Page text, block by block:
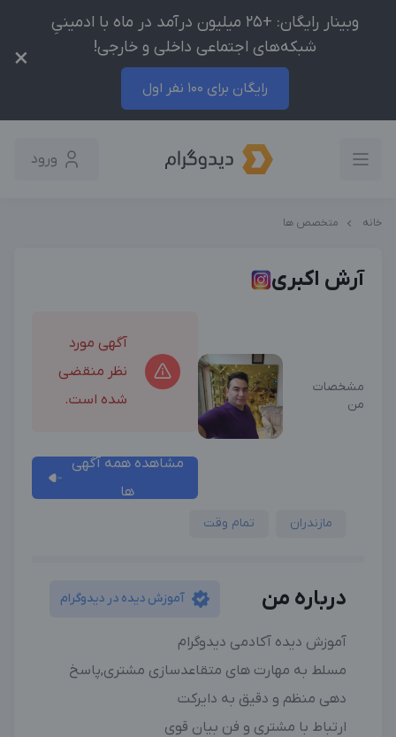
وبینار رایگان: +25 میلیون درآمد در ماه با ادمینیِ
شبکه‌های اجتماعی داخلی و خارجی!
رایگان برای 100 نفر اول
×
ورود
خانه متخصص ها
آرش اکبری
مشخصات
من
آگهی مورد
نظر منقضی
شده است.
مشاهده همه آگهی
ها
مازندران تمام وقت
درباره من آموزش دیده در دیدوگرام
آموزش دیده آکادمی دیدوگرام
مسلط به مهارت های متقاعدسازی مشتری,پاسخ
دهی منظم و دقیق به دایرکت
ارتباط با مشتری و فن بیان قوی